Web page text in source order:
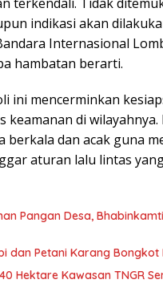
indikasi akan
Internasional
hambatan berarti.
ini mencerminkan
keamanan di
berkala dan acak guna
aturan lalu lintas
Pangan Desa,
dan Petani Karang
Hektare Kawasan TNGR